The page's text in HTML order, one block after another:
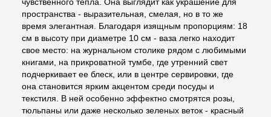
пространства - выразительная, смелая, но в то же
время элегантная. Благодаря изящным пропорциям: 18
см в высоту при диаметре 10 см - ваза легко находит
свое место: на журнальном столике рядом с любимыми
книгами, на прикроватной тумбе, где утренний свет
подчеркивает ее блеск, или в центре сервировки, где
она становится ярким акцентом среди посуды и
текстиля. В ней особенно эффектно смотрятся розы,
тюльпаны или даже несколько зеленых веток - красный